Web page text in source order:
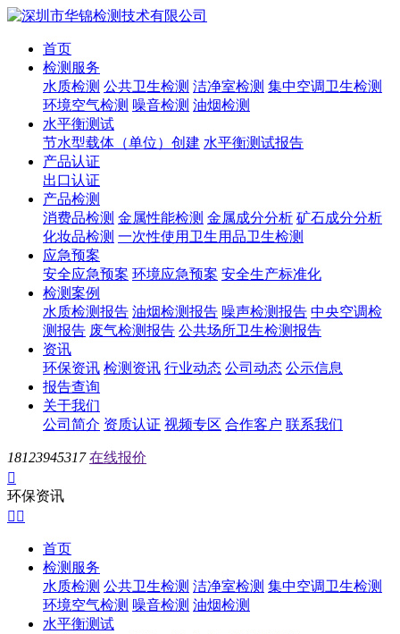
首页
检测服务
水质检测 公共卫生检测 洁净室检测 集中空调卫生检测
环境空气检测 噪音检测 油烟检测
水平衡测试
节水型载体（单位）创建 水平衡测试报告
产品认证
出口认证
产品检测
消费品检测 金属性能检测 金属成分分析 矿石成分分析
化妆品检测 一次性使用卫生用品卫生检测
应急预案
安全应急预案 环境应急预案 安全生产标准化
检测案例
水质检测报告 油烟检测报告 噪声检测报告 中央空调检
测报告 废气检测报告 公共场所卫生检测报告
资讯
环保资讯 检测资讯 行业动态 公司动态 公示信息
报告查询
关于我们
公司简介 资质认证 视频专区 合作客户 联系我们
18123945317 在线报价

环保资讯
 
首页
检测服务
水质检测 公共卫生检测 洁净室检测 集中空调卫生检测
环境空气检测 噪音检测 油烟检测
水平衡测试